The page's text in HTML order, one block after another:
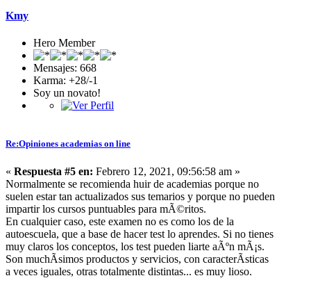
Kmy
Hero Member
Mensajes: 668
Karma: +28/-1
Soy un novato!
Re:Opiniones academias on line
« Respuesta #5 en: Febrero 12, 2021, 09:56:58 am »
Normalmente se recomienda huir de academias porque no
suelen estar tan actualizados sus temarios y porque no pueden
impartir los cursos puntuables para mÃ©ritos.
En cualquier caso, este examen no es como los de la
autoescuela, que a base de hacer test lo aprendes. Si no tienes
muy claros los conceptos, los test pueden liarte aÃºn mÃ¡s.
Son muchÃ­simos productos y servicios, con caracterÃ­sticas
a veces iguales, otras totalmente distintas... es muy lioso.